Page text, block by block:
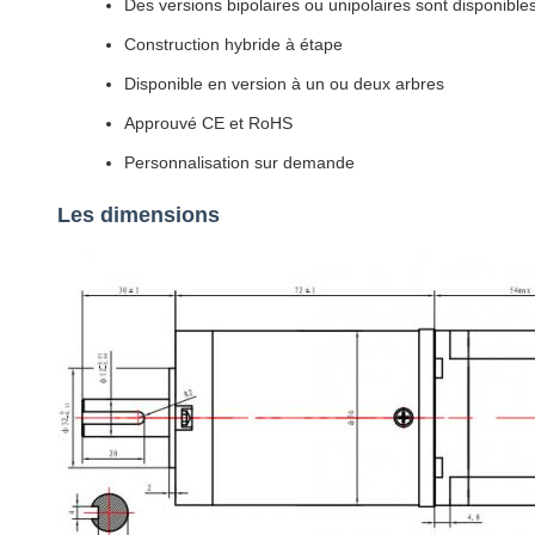
Des versions bipolaires ou unipolaires sont
Construction hybride à étape
Disponible en version à un ou deux arbres
Approuvé CE et RoHS
Personnalisation sur demande
Les dimensions